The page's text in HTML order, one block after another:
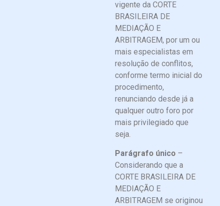
vigente da CORTE
BRASILEIRA DE
MEDIAÇÃO E
ARBITRAGEM, por um ou
mais especialistas em
resolução de conflitos,
conforme termo inicial do
procedimento,
renunciando desde já a
qualquer outro foro por
mais privilegiado que
seja.
Parágrafo único –
Considerando que a
CORTE BRASILEIRA DE
MEDIAÇÃO E
ARBITRAGEM se originou